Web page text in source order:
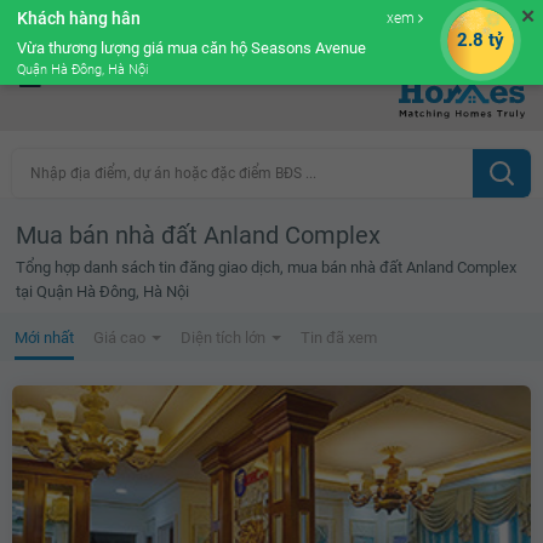
Cộng đồng Môi giới bPRO
Nhập địa điểm, dự án hoặc đặc điểm BĐS ...
Mua bán nhà đất Anland Complex
Tổng hợp danh sách tin đăng giao dịch, mua bán nhà đất Anland Complex
tại Quận Hà Đông, Hà Nội
Mới nhất Giá cao Diện tích lớn Tin đã xem
✕
Khách hàng hân xem
Vừa thương lượng giá mua căn hộ Seasons Avenue
Quận Hà Đông, Hà Nội
2.8 tỷ